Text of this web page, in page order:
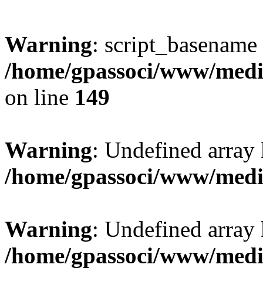
Warning:
/home/gpassoci/www/
on line 149
Warning: Undefined
/home/gpassoci/www/
Warning: Undefined
/home/gpassoci/www/